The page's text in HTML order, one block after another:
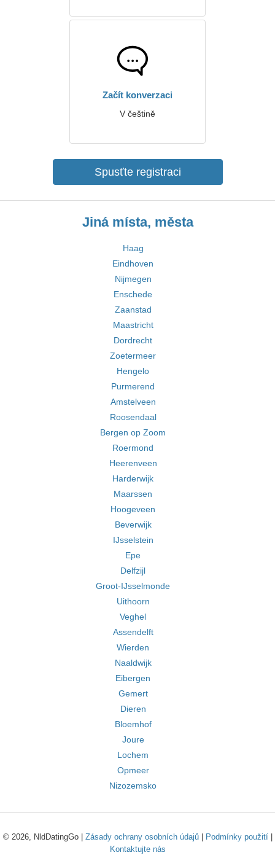
Začít konverzaci
V češtině
Spusťte registraci
Jiná místa, města
Haag
Eindhoven
Nijmegen
Enschede
Zaanstad
Maastricht
Dordrecht
Zoetermeer
Hengelo
Purmerend
Amstelveen
Roosendaal
Bergen op Zoom
Roermond
Heerenveen
Harderwijk
Maarssen
Hoogeveen
Beverwijk
IJsselstein
Epe
Delfzijl
Groot-IJsselmonde
Uithoorn
Veghel
Assendelft
Wierden
Naaldwijk
Eibergen
Gemert
Dieren
Bloemhof
Joure
Lochem
Opmeer
Nizozemsko
© 2026, NldDatingGo | Zásady ochrany osobních údajů| Podmínky použití|
Kontaktujte nás